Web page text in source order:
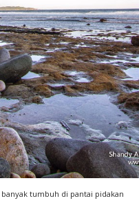
tumbuh di pantai pidakan